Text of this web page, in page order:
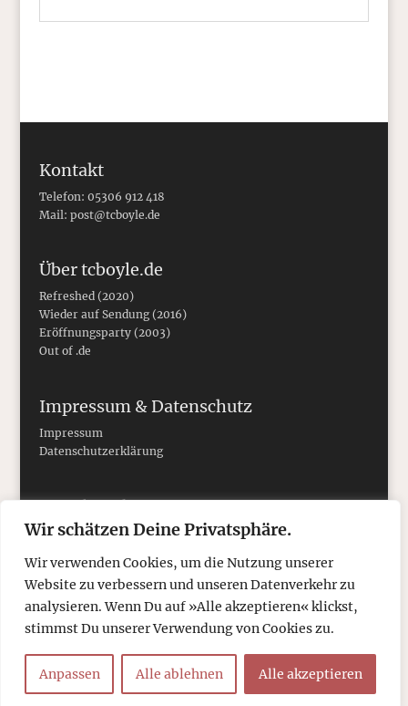
Wir schätzen Deine Privatsphäre.
Wir verwenden Cookies, um die Nutzung unserer
Website zu verbessern und unseren Datenverkehr zu
analysieren. Wenn Du auf »Alle akzeptieren« klickst,
stimmst Du unserer Verwendung von Cookies zu.
Anpassen Alle ablehnen Alle akzeptieren
Kontakt
Telefon: 05306 912 418
Mail: post@tcboyle.de
Über tcboyle.de
Refreshed (2020)
Wieder auf Sendung (2016)
Eröffnungsparty (2003)
Out of .de
Impressum & Datenschutz
Impressum
Datenschutzerklärung
Social Media